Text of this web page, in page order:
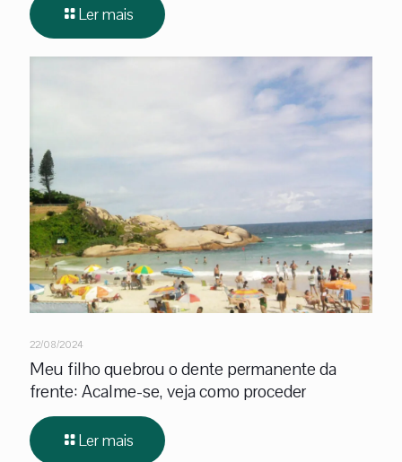
Ler mais
22/08/2024
Meu filho quebrou o dente permanente da
frente: Acalme-se, veja como proceder
Ler mais